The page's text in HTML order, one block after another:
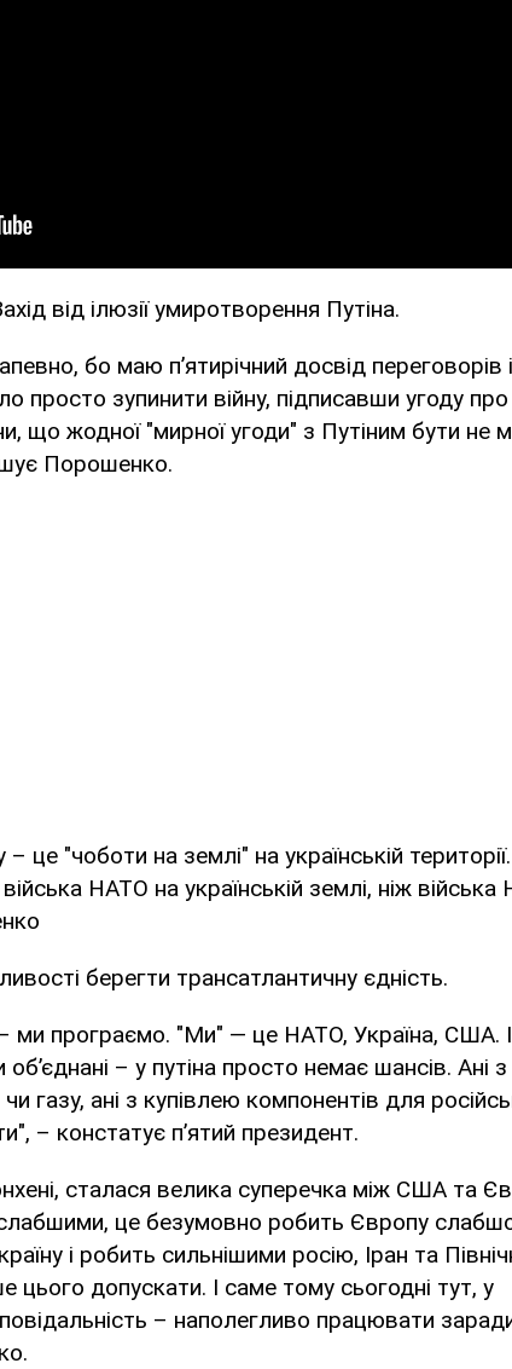
від ілюзії умиротворення Путіна.
бо маю п’ятирічний досвід переговорів
просто зупинити війну, підписавши угоду про
що жодної "мирної угоди" з Путіним бути не
Порошенко.
це "чоботи на землі" на українській
НАТО на українській землі, ніж
берегти трансатлантичну єдність.
ми програємо. "Ми" — це НАТО, Україна, США. І
– у путіна просто немає шансів. Ані з
газу, ані з купівлею компонентів для
– констатує пʼятий президент.
сталася велика суперечка між США та
це безумовно робить Європу
і робить сильнішими росію, Іран та
допускати. І саме тому сьогодні тут, у
– наполегливо працювати заради